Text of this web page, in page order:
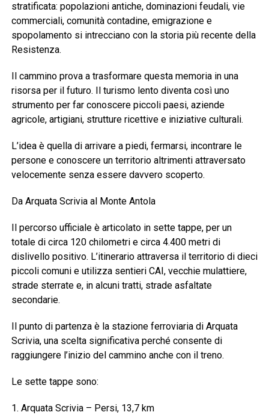
stratificata: popolazioni antiche, dominazioni feudali, vie
commerciali, comunità contadine, emigrazione e
spopolamento si intrecciano con la storia più recente della
Resistenza.
Il cammino prova a trasformare questa memoria in una
risorsa per il futuro. Il turismo lento diventa così uno
strumento per far conoscere piccoli paesi, aziende
agricole, artigiani, strutture ricettive e iniziative culturali.
L’idea è quella di arrivare a piedi, fermarsi, incontrare le
persone e conoscere un territorio altrimenti attraversato
velocemente senza essere davvero scoperto.
Da Arquata Scrivia al Monte Antola
Il percorso ufficiale è articolato in sette tappe, per un
totale di circa 120 chilometri e circa 4.400 metri di
dislivello positivo. L’itinerario attraversa il territorio di dieci
piccoli comuni e utilizza sentieri CAI, vecchie mulattiere,
strade sterrate e, in alcuni tratti, strade asfaltate
secondarie.
Il punto di partenza è la stazione ferroviaria di Arquata
Scrivia, una scelta significativa perché consente di
raggiungere l’inizio del cammino anche con il treno.
Le sette tappe sono:
1. Arquata Scrivia – Persi, 13,7 km